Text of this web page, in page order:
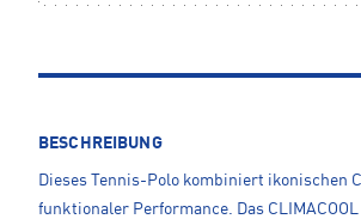
BESCHREIBUNG
Dieses Tennis-Polo kombiniert ikonischen
funktionaler Performance. Das